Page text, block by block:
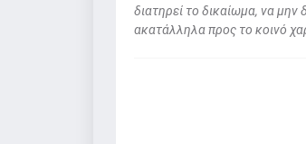
διατηρεί το δικαίωμα, να μην
ακατάλληλα προς το κοινό